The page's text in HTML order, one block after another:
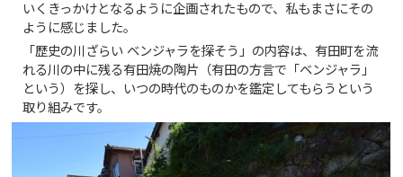
いくきっかけとなるように企画されたもので、私もまさにその
ように感じました。
「歴史の川ざらい ベンジャラを探そう」の内容は、有田町を流
れる川の中に残る有田焼の陶片（有田の方言で「ベンジャラ」
という）を探し、いつの時代のものかを鑑定してもらうという
取り組みです。